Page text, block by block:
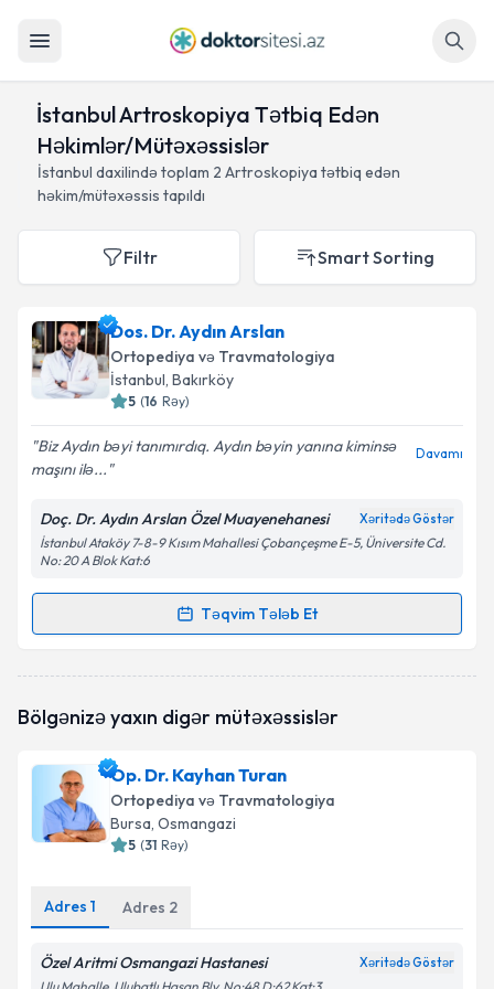
İstanbul Artroskopiya Tətbiq Edən
Həkimlər/Mütəxəssislər
İstanbul daxilində toplam 2 Artroskopiya tətbiq edən
həkim/mütəxəssis tapıldı
Filtr Smart Sorting
Dos. Dr. Aydın Arslan
Ortopediya və Travmatologiya
İstanbul, Bakırköy
5 (16 Rəy)
Biz Aydın bəyi tanımırdıq. Aydın bəyin yanına kiminsə
maşını ilə...
Davamı
Doç. Dr. Aydın Arslan Özel Muayenehanesi Xəritədə Göstər
İstanbul Ataköy 7-8-9 Kısım Mahallesi Çobançeşme E-5, Üniversite Cd.
No: 20 A Blok Kat:6
Təqvim Tələb Et
Randevu Təqvimi Tələbi
tələbi yaradın. Bu mütəxəssisdən randevu ala
məlumatlandırılacaqsınız.
E-poçt Ünvanınız
Şəxsi məlumatlarımın emal edilməsinə dair
məlumatlarımın göstərilən çərçivədə emal
edilməsinə razılıq verirəm.
Bölgənizə yaxın digər mütəxəssislər
Op. Dr. Kayhan Turan
Ortopediya və Travmatologiya
Bursa, Osmangazi
5 (31 Rəy)
Adres 1 Adres 2
Özel Aritmi Osmangazi Hastanesi Xəritədə Göstər